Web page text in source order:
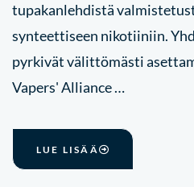
tupakanlehdistä
synteettiseen nikotiiniin.
pyrkivät välittömästi
Vapers' Alliance …
LUE LISÄÄ